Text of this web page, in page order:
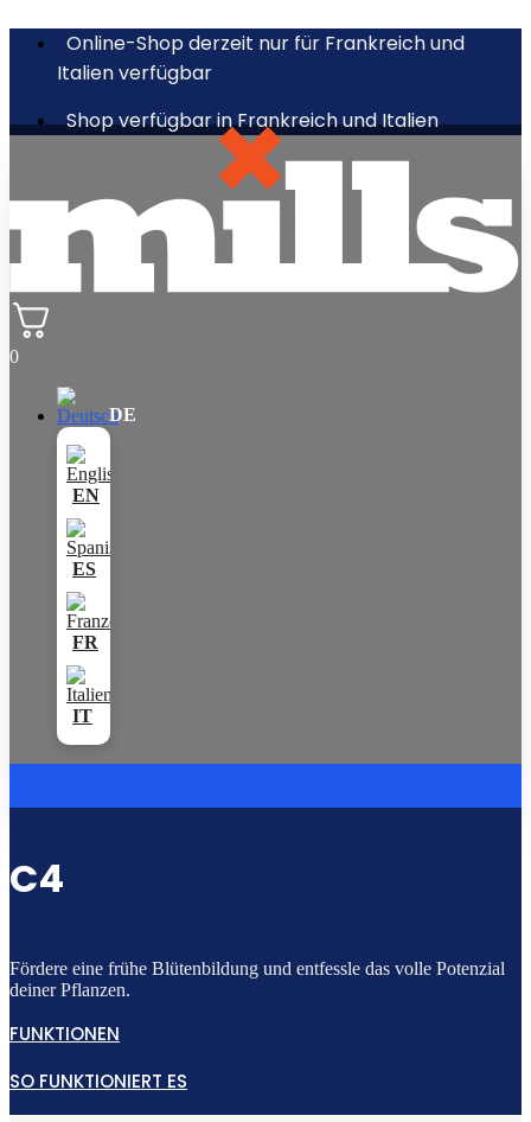
Online-Shop derzeit nur für Frankreich und
Italien verfügbar
Shop verfügbar in Frankreich und Italien
0
C4
Fördere eine frühe Blütenbildung und entfessle das volle Potenzial
deiner Pflanzen.
FUNKTIONEN
SO FUNKTIONIERT ES